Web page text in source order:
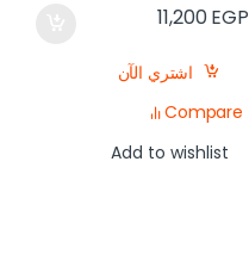
11,200EGP
اشتري الآن
Compare
Add to wishlist